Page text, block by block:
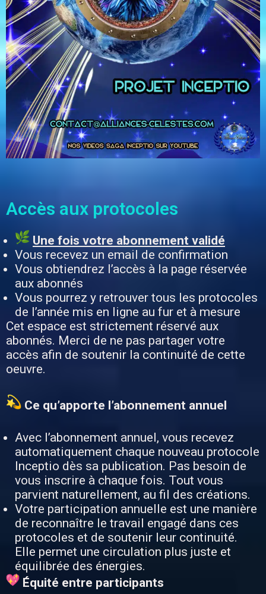
Accès aux protocoles
Une fois votre abonnement validé
Vous recevez un email de confirmation
Vous obtiendrez l’accès à la page réservée
aux abonnés
Vous pourrez y retrouver tous les protocoles
de l’année mis en ligne au fur et à mesure
Cet espace est strictement réservé aux
abonnés. Merci de ne pas partager votre
accès afin de soutenir la continuité de cette
oeuvre.
Ce qu’apporte l’abonnement annuel
Avec l’abonnement annuel, vous recevez
automatiquement chaque nouveau protocole
Inceptio dès sa publication. Pas besoin de
vous inscrire à chaque fois. Tout vous
parvient naturellement, au fil des créations.
Votre participation annuelle est une manière
de reconnaître le travail engagé dans ces
protocoles et de soutenir leur continuité.
Elle permet une circulation plus juste et
équilibrée des énergies.
Équité entre participants